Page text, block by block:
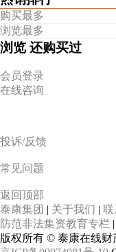
购买最多
浏览最多
浏览 还购买过
会员登录
在线咨询
投诉/反馈
常见问题
返回顶部
泰康集团 | 关于我们 | 联
防范非法集资教育专栏 |
版权所有 © 泰康在线财